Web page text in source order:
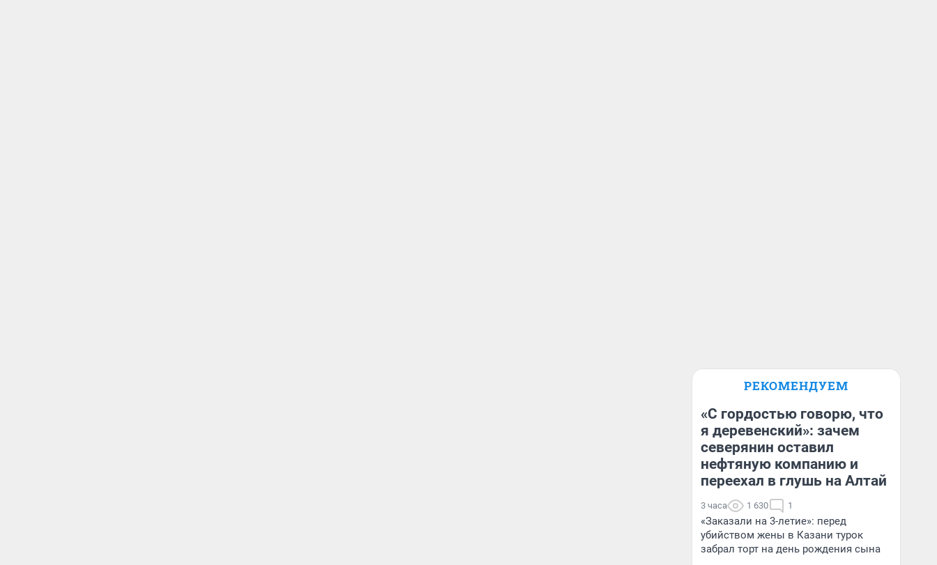
РЕКОМЕНДУЕМ
«С гордостью говорю, что
я деревенский»: зачем
северянин оставил
нефтяную компанию и
переехал в глушь на Алтай
3 часа 1 630 1
«Заказали на 3-летие»: перед
убийством жены в Казани турок
забрал торт на день рождения сына